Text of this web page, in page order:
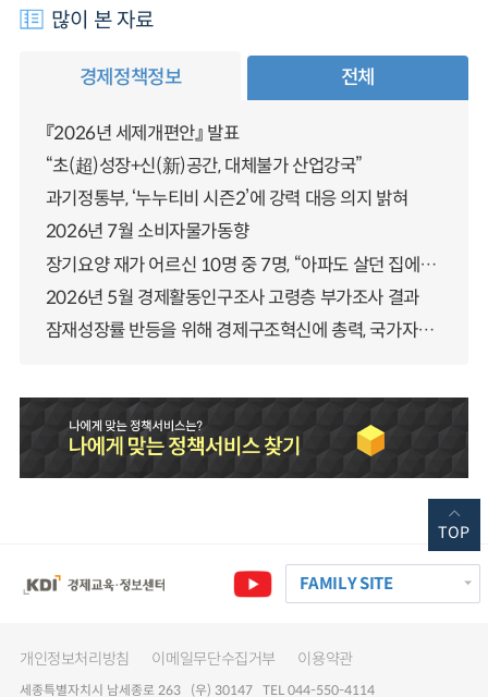
많이 본 자료
경제정책정보 전체
『2026년 세제개편안』 발표
“초(超)성장+신(新)공간, 대체불가 산업강국”
과기정통부, ‘누누티비 시즌2’에 강력 대응 의지 밝혀
2026년 7월 소비자물가동향
장기요양 재가 어르신 10명 중 7명, “아파도 살던 집에서 살겠다” 「2025년 장기요양실태조사」 결과 발표
2026년 5월 경제활동인구조사 고령층 부가조사 결과
잠재성장률 반등을 위해 경제구조혁신에 총력, 국가자산 관리체계 대전환
FAMILY SITE
개인정보처리방침 이메일무단수집거부 이용약관
세종특별자치시 남세종로 263 (우) 30147 TEL 044-550-4114
TOP